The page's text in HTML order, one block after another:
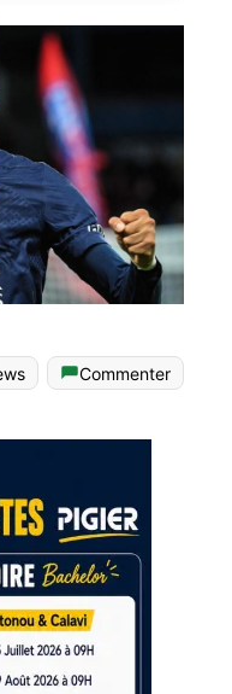
Commenter